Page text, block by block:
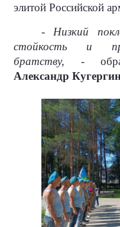
элитой Российской
- Низкий
стойкость и
братству, -
Александр